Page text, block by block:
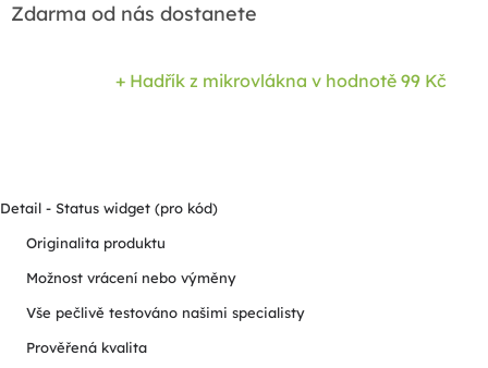
Zdarma od nás dostanete
+ Hadřík z mikrovlákna v hodnotě 99 Kč
Detail - Status widget (pro kód)
Originalita produktu
Možnost vrácení nebo výměny
Vše pečlivě testováno našimi specialisty
Prověřená kvalita